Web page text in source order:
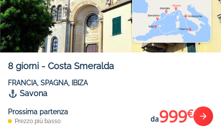
8 giorni - Costa Smeralda
FRANCIA, SPAGNA, IBIZA
Savona
Prossima partenza
Prezzo più basso da999€